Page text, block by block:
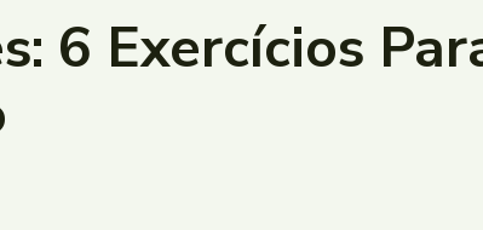
6 Exercícios